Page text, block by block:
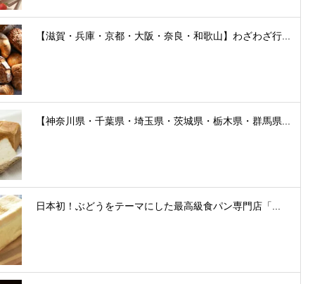
【滋賀・兵庫・京都・大阪・奈良・和歌山】わざわざ行...
【神奈川県・千葉県・埼玉県・茨城県・栃木県・群馬県...
日本初！ぶどうをテーマにした最高級食パン専門店「...